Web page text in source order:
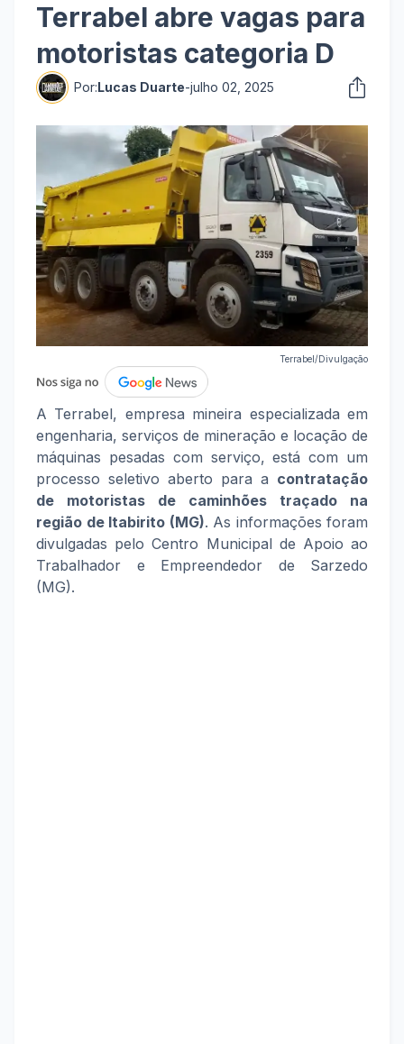
Terrabel abre vagas para
motoristas categoria D
Por:Lucas Duarte-julho 02, 2025
Terrabel/Divulgação
A Terrabel, empresa mineira especializada em
engenharia, serviços de mineração e locação de
máquinas pesadas com serviço, está com um
processo seletivo aberto para a contratação
de motoristas de caminhões traçado na
região de Itabirito (MG). As informações foram
divulgadas pelo Centro Municipal de Apoio ao
Trabalhador e Empreendedor de Sarzedo
(MG).